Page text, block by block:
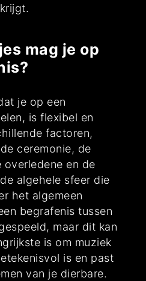
mag je op
je op een
is flexibel en
factoren,
ceremonie, de
overledene en de
algehele sfeer die
het algemeen
begrafenis tussen
maar dit kan
is om muziek
is en past
van je dierbare.